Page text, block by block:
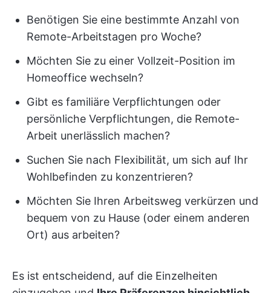
Benötigen Sie eine bestimmte Anzahl von
Remote-Arbeitstagen pro Woche?
Möchten Sie zu einer Vollzeit-Position im
Homeoffice wechseln?
Gibt es familiäre Verpflichtungen oder
persönliche Verpflichtungen, die Remote-
Arbeit unerlässlich machen?
Suchen Sie nach Flexibilität, um sich auf Ihr
Wohlbefinden zu konzentrieren?
Möchten Sie Ihren Arbeitsweg verkürzen und
bequem von zu Hause (oder einem anderen
Ort) aus arbeiten?
Es ist entscheidend, auf die Einzelheiten